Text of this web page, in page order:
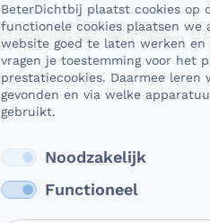
Als het gaat om
is het natuurlijk
beveiligd worden
gegevens niet in
Lees verder
BeterDichtbij plaatst cookies op
functionele cookies plaatsen we
website goed te laten werken
vragen je toestemming voor het
prestatiecookies. Daarmee
gevonden en via welke
gebruikt.
Noodzakelijk
Functioneel